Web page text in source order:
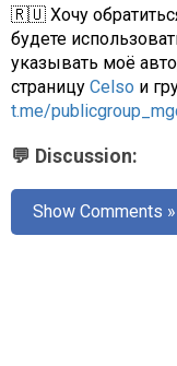
🇷🇺 Хочу
будете
указывать моё
страницу Celso и
t.me/
💬 Discussion:
Show Comments »